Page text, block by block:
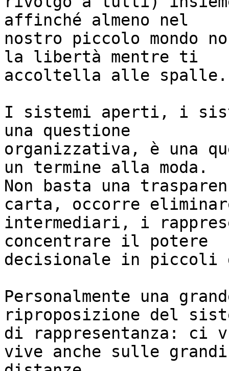
affinché almeno nel
nostro piccolo mondo
la libertà mentre ti
accoltella alle
I sistemi aperti, i
una questione
organizzativa, è una
un termine alla moda.
Non basta una
carta, occorre
intermediari, i
concentrare il potere
decisionale in
Personalmente una
riproposizione del
di rappresentanza: ci
vive anche sulle